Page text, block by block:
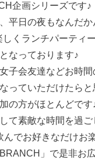
企画シリーズです♪
平日の夜もなんだか
くランチパーティ
なっております♪
子会友達などお時
っていただけたらと
の方がほとんどで
て素敵な時間を過
でお好きなだけお
」で是非お